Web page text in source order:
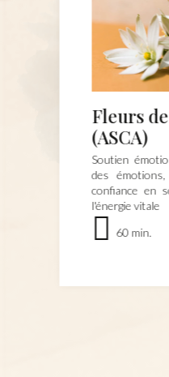
Fleurs
(ASCA)
Soutien
des
confiance en
l'énergie vitale
60 min.